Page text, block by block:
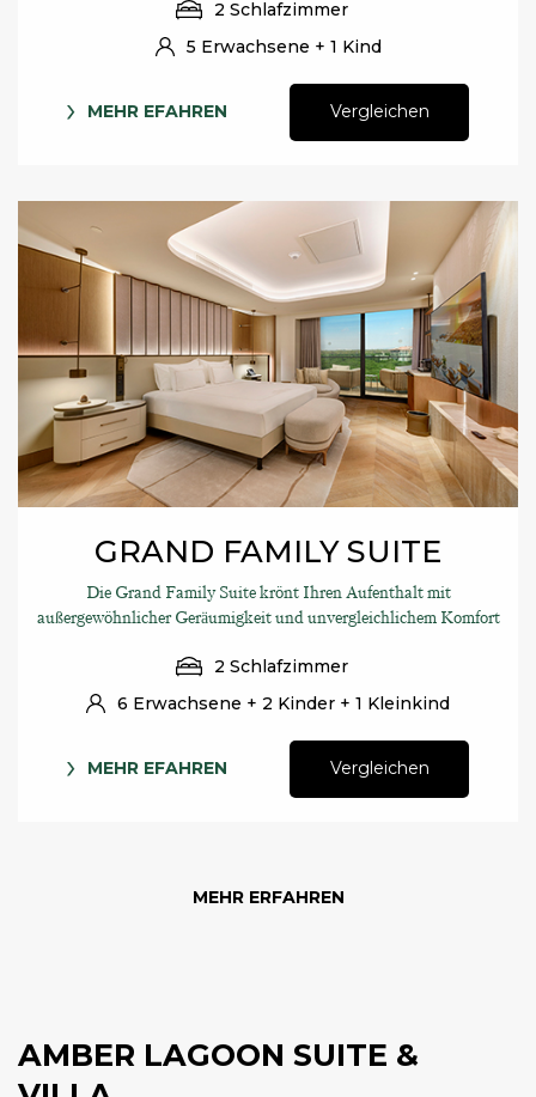
2 Schlafzimmer
5 Erwachsene + 1 Kind
MEHR EFAHREN Vergleichen
GRAND FAMILY SUITE
Die Grand Family Suite krönt Ihren Aufenthalt mit
außergewöhnlicher Geräumigkeit und unvergleichlichem Komfort
2 Schlafzimmer
6 Erwachsene + 2 Kinder + 1 Kleinkind
MEHR EFAHREN Vergleichen
MEHR ERFAHREN
AMBER LAGOON SUITE &